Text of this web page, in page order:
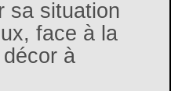
sa situation
face à la
à